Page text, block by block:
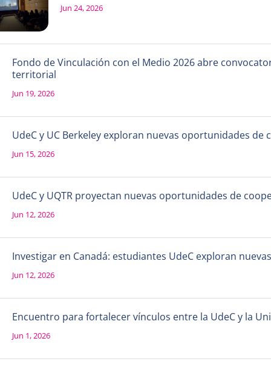
Jun 24, 2026
Fondo de Vinculación con el Medio 2026 abre
territorial
Jun 19, 2026
UdeC y UC Berkeley exploran nuevas oportunidades de
Jun 15, 2026
UdeC y UQTR proyectan nuevas oportunidades de
Jun 12, 2026
Investigar en Canadá: estudiantes UdeC exploran
Jun 12, 2026
Encuentro para fortalecer vínculos entre la UdeC y la
Jun 1, 2026